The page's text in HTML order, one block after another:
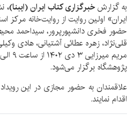
به گزارشخبرگزاری کتاب ایران (ایبنا)،
ایران» اولین روایت از روایت‌خانه مرکز
حضور فخری دانشپورپرور، سیداحمد
قلی‌نژاد، زهره عطائی آشتیانی، هادی
پژوهشگاه برگزار می‌شود.
علاقمندان به حضور مجازی در این
اقدام نمایند.